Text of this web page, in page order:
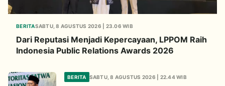
BERITASABTU, 8 AGUSTUS 2026 | 23.06 WIB
Dari Reputasi Menjadi Kepercayaan, LPPOM Raih
Indonesia Public Relations Awards 2026
BERITA SABTU, 8 AGUSTUS 2026 | 22.44 WIB